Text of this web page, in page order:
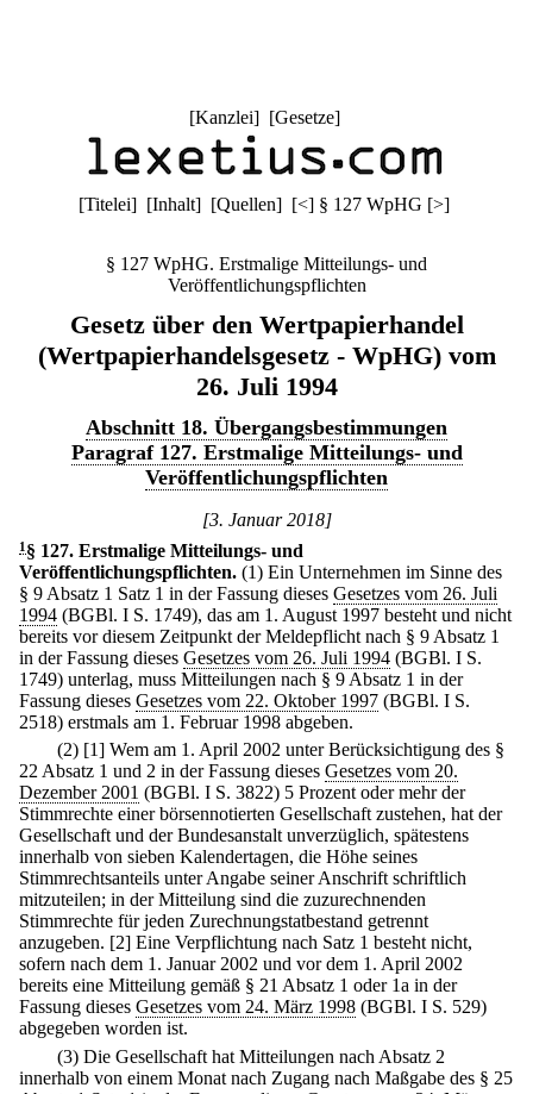
[Kanzlei] [Gesetze]
[Titelei] [Inhalt] [Quellen] [<] § 127 WpHG [>]
§ 127 WpHG. Erstmalige Mitteilungs- und
Veröffentlichungspflichten
Gesetz über den Wertpapierhandel
(Wertpapierhandelsgesetz - WpHG) vom
26. Juli 1994
Abschnitt 18. Übergangsbestimmungen
Paragraf 127. Erstmalige Mitteilungs- und
Veröffentlichungspflichten
[3. Januar 2018]
1 § 127. Erstmalige Mitteilungs- und
Veröffentlichungspflichten. (1) Ein Unternehmen im Sinne des
§ 9 Absatz 1 Satz 1 in der Fassung dieses Gesetzes vom 26. Juli
1994 (BGBl. I S. 1749), das am 1. August 1997 besteht und nicht
bereits vor diesem Zeitpunkt der Meldepflicht nach § 9 Absatz 1
in der Fassung dieses Gesetzes vom 26. Juli 1994 (BGBl. I S.
1749) unterlag, muss Mitteilungen nach § 9 Absatz 1 in der
Fassung dieses Gesetzes vom 22. Oktober 1997 (BGBl. I S.
2518) erstmals am 1. Februar 1998 abgeben.
(2) [1] Wem am 1. April 2002 unter Berücksichtigung des §
22 Absatz 1 und 2 in der Fassung dieses Gesetzes vom 20.
Dezember 2001 (BGBl. I S. 3822) 5 Prozent oder mehr der
Stimmrechte einer börsennotierten Gesellschaft zustehen, hat der
Gesellschaft und der Bundesanstalt unverzüglich, spätestens
innerhalb von sieben Kalendertagen, die Höhe seines
Stimmrechtsanteils unter Angabe seiner Anschrift schriftlich
mitzuteilen; in der Mitteilung sind die zuzurechnenden
Stimmrechte für jeden Zurechnungstatbestand getrennt
anzugeben. [2] Eine Verpflichtung nach Satz 1 besteht nicht,
sofern nach dem 1. Januar 2002 und vor dem 1. April 2002
bereits eine Mitteilung gemäß § 21 Absatz 1 oder 1a in der
Fassung dieses Gesetzes vom 24. März 1998 (BGBl. I S. 529)
abgegeben worden ist.
(3) Die Gesellschaft hat Mitteilungen nach Absatz 2
innerhalb von einem Monat nach Zugang nach Maßgabe des § 25